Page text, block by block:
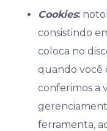
Cookies:
consistindo
coloca no
quando você
conferimos a
ferramenta,